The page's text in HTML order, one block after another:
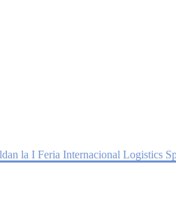
la I Feria Internacional Logistics